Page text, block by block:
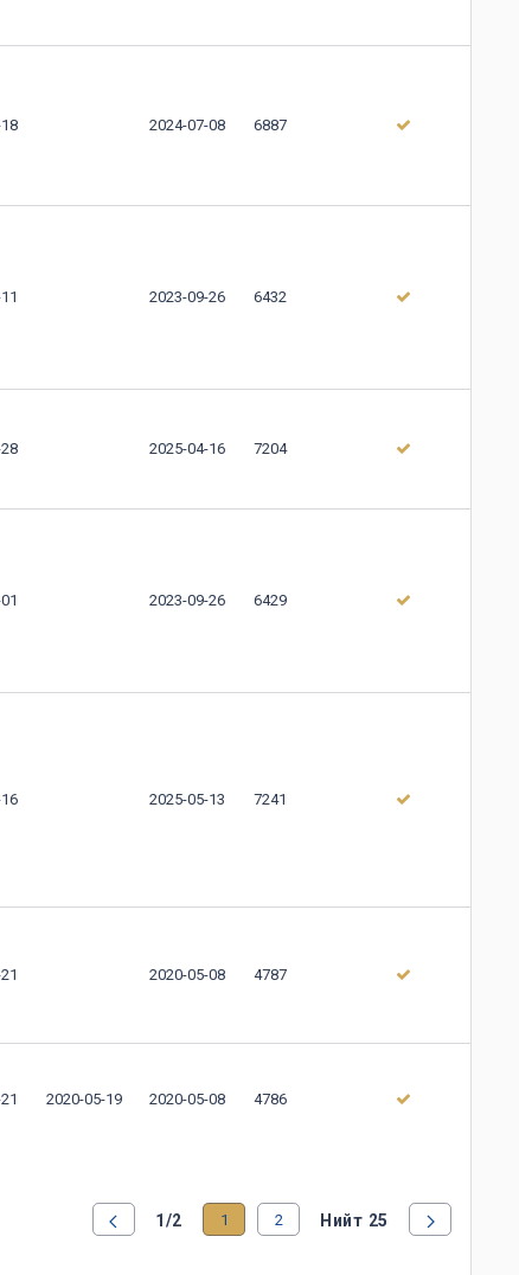
2024-07-08 6887
2023-09-26 6432
2025-04-16 7204
2023-09-26 6429
2025-05-13 7241
2020-05-08 4787
2020-05-19 2020-05-08 4786
1/2 1 2 Нийт 25